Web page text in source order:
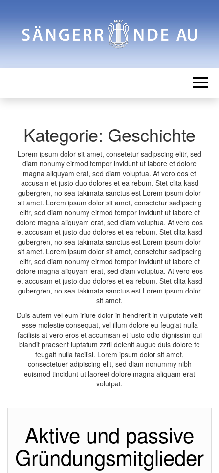
AU
Kategorie: Geschichte
Lorem ipsum dolor sit amet, consetetur sadipscing elitr, sed
diam nonumy eirmod tempor invidunt ut labore et dolore
magna aliquyam erat, sed diam voluptua. At vero eos et
accusam et justo duo dolores et ea rebum. Stet clita kasd
gubergren, no sea takimata sanctus est Lorem ipsum dolor
sit amet. Lorem ipsum dolor sit amet, consetetur sadipscing
elitr, sed diam nonumy eirmod tempor invidunt ut labore et
dolore magna aliquyam erat, sed diam voluptua. At vero eos
et accusam et justo duo dolores et ea rebum. Stet clita kasd
gubergren, no sea takimata sanctus est Lorem ipsum dolor
sit amet. Lorem ipsum dolor sit amet, consetetur sadipscing
elitr, sed diam nonumy eirmod tempor invidunt ut labore et
dolore magna aliquyam erat, sed diam voluptua. At vero eos
et accusam et justo duo dolores et ea rebum. Stet clita kasd
gubergren, no sea takimata sanctus est Lorem ipsum dolor
sit amet.
Duis autem vel eum iriure dolor in hendrerit in vulputate velit
esse molestie consequat, vel illum dolore eu feugiat nulla
facilisis at vero eros et accumsan et iusto odio dignissim qui
blandit praesent luptatum zzril delenit augue duis dolore te
feugait nulla facilisi. Lorem ipsum dolor sit amet,
consectetuer adipiscing elit, sed diam nonummy nibh
euismod tincidunt ut laoreet dolore magna aliquam erat
volutpat.
Aktive und passive
Gründungsmitglieder